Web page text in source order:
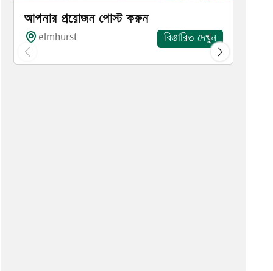
আপনার প্রয়োজন পোস্ট করুন
elmhurst
বিস্তারিত দেখুন